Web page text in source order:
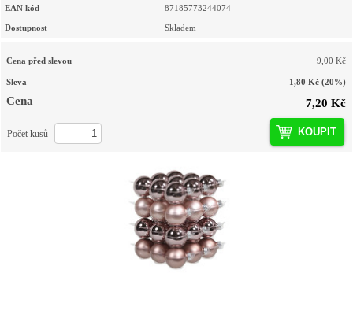
EAN kód 87185773244074
Dostupnost Skladem
Cena před slevou 9,00 Kč
Sleva 1,80 Kč (20%)
Cena 7,20 Kč
KOUPIT
Počet kusů